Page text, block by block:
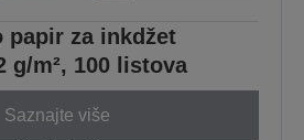
papir za inkdžet
g/m², 100 listova
Saznajte više